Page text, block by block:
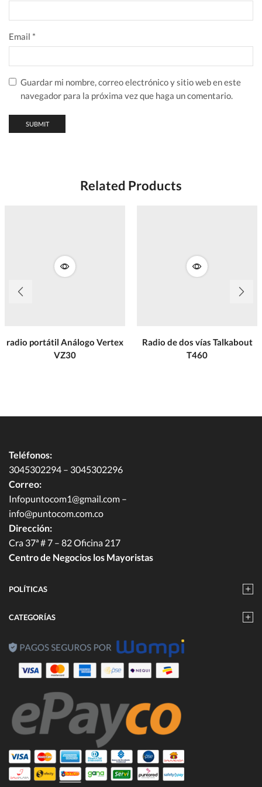
Llamada de emergencia inteligente
Llamada selectiva
Radio Kill
Señalización MDC-1200:
Llamada de emergencia inteligente
Radio Check
Email *
Guardar mi nombre, correo electrónico y sitio web en este
navegador para la próxima vez que haga un comentario.
Related Products
radio portátil Análogo Vertex
VZ30
Radio de dos vías Talkabout
T460
Teléfonos:
3045302294 – 3045302296
Correo:
Infopuntocom1@gmail.com –
info@puntocom.com.co
Dirección:
Cra 37ª # 7 – 82 Oficina 217
Centro de Negocios los Mayoristas
POLÍTICAS
CATEGORÍAS